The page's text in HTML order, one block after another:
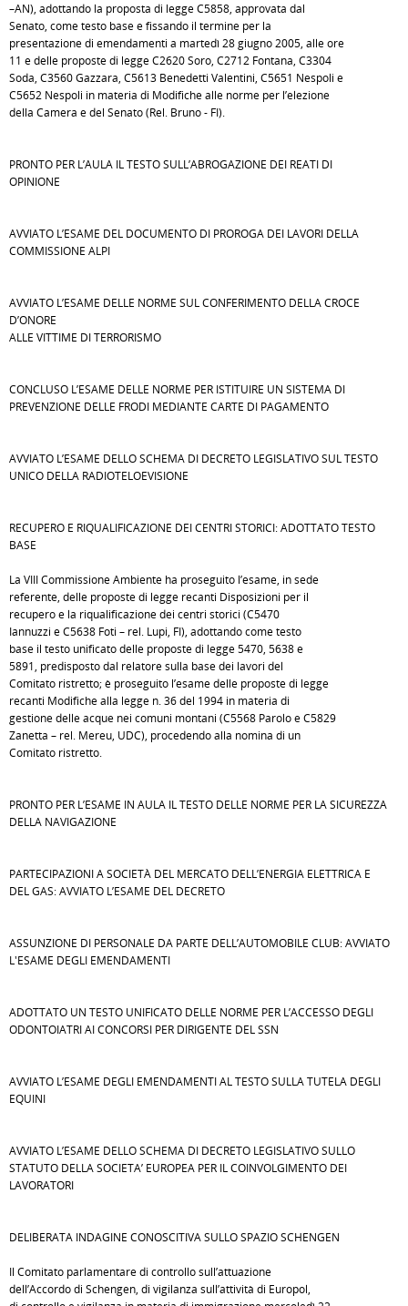
–AN), adottando la proposta di legge C5858, approvata dal
Senato, come testo base e fissando il termine per la
presentazione di emendamenti a martedì 28 giugno 2005, alle ore
11 e delle proposte di legge C2620 Soro, C2712 Fontana, C3304
Soda, C3560 Gazzara, C5613 Benedetti Valentini, C5651 Nespoli e
C5652 Nespoli in materia di Modifiche alle norme per l’elezione
della Camera e del Senato (Rel. Bruno - FI).
PRONTO PER L’AULA IL TESTO SULL’ABROGAZIONE DEI REATI DI
OPINIONE
AVVIATO L’ESAME DEL DOCUMENTO DI PROROGA DEI LAVORI DELLA
COMMISSIONE ALPI
AVVIATO L’ESAME DELLE NORME SUL CONFERIMENTO DELLA CROCE
D’ONORE
ALLE VITTIME DI TERRORISMO
CONCLUSO L’ESAME DELLE NORME PER ISTITUIRE UN SISTEMA DI
PREVENZIONE DELLE FRODI MEDIANTE CARTE DI PAGAMENTO
AVVIATO L’ESAME DELLO SCHEMA DI DECRETO LEGISLATIVO SUL TESTO
UNICO DELLA RADIOTELOEVISIONE
RECUPERO E RIQUALIFICAZIONE DEI CENTRI STORICI: ADOTTATO TESTO
BASE
La VIII Commissione Ambiente ha proseguito l’esame, in sede
referente, delle proposte di legge recanti Disposizioni per il
recupero e la riqualificazione dei centri storici (C5470
Iannuzzi e C5638 Foti – rel. Lupi, FI), adottando come testo
base il testo unificato delle proposte di legge 5470, 5638 e
5891, predisposto dal relatore sulla base dei lavori del
Comitato ristretto; è proseguito l’esame delle proposte di legge
recanti Modifiche alla legge n. 36 del 1994 in materia di
gestione delle acque nei comuni montani (C5568 Parolo e C5829
Zanetta – rel. Mereu, UDC), procedendo alla nomina di un
Comitato ristretto.
PRONTO PER L’ESAME IN AULA IL TESTO DELLE NORME PER LA SICUREZZA
DELLA NAVIGAZIONE
PARTECIPAZIONI A SOCIETÀ DEL MERCATO DELL’ENERGIA ELETTRICA E
DEL GAS: AVVIATO L’ESAME DEL DECRETO
ASSUNZIONE DI PERSONALE DA PARTE DELL’AUTOMOBILE CLUB: AVVIATO
L'ESAME DEGLI EMENDAMENTI
ADOTTATO UN TESTO UNIFICATO DELLE NORME PER L’ACCESSO DEGLI
ODONTOIATRI AI CONCORSI PER DIRIGENTE DEL SSN
AVVIATO L’ESAME DEGLI EMENDAMENTI AL TESTO SULLA TUTELA DEGLI
EQUINI
AVVIATO L’ESAME DELLO SCHEMA DI DECRETO LEGISLATIVO SULLO
STATUTO DELLA SOCIETA’ EUROPEA PER IL COINVOLGIMENTO DEI
LAVORATORI
DELIBERATA INDAGINE CONOSCITIVA SULLO SPAZIO SCHENGEN
Il Comitato parlamentare di controllo sull’attuazione
dell’Accordo di Schengen, di vigilanza sull’attività di Europol,